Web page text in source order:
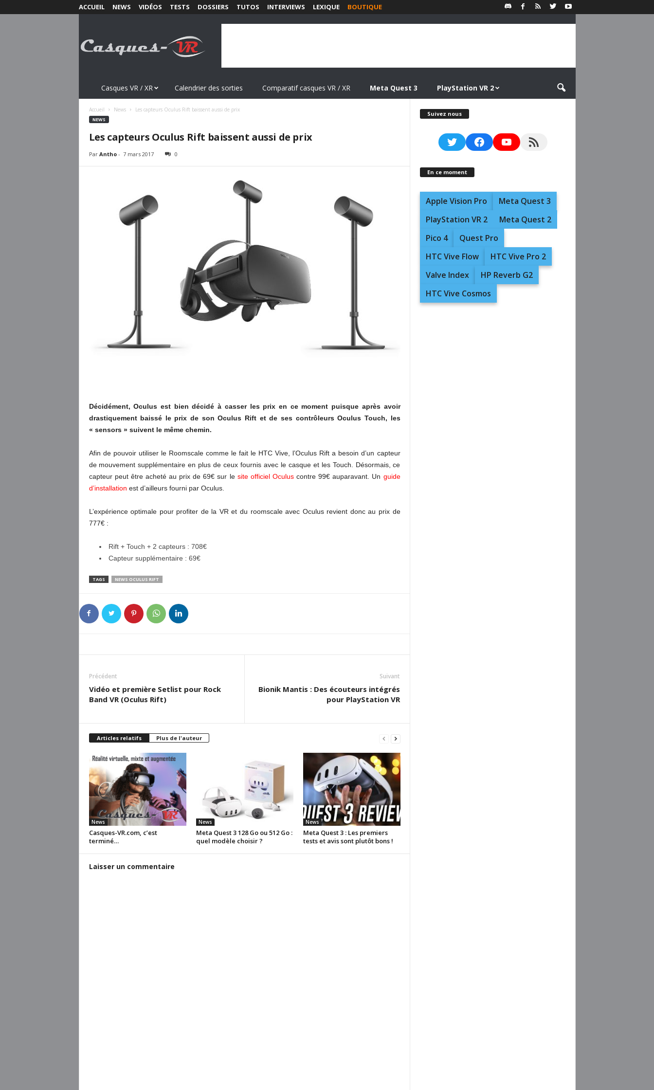
ACCUEIL NEWS VIDÉOS TESTS DOSSIERS TUTOS INTERVIEWS LEXIQUE BOUTIQUE
s
Casques VR / XR Calendrier des sorties Comparatif casques VR / XR Meta Quest 3 PlayStation VR 2
Accueil News Les capteurs Oculus Rift baissent aussi de prix
NEWS
Les capteurs Oculus Rift baissent aussi de prix
Par Antho- 7 mars 2017 0
Décidément, Oculus est bien décidé à casser les prix en ce moment puisque après avoir
drastiquement baissé le prix de son Oculus Rift et de ses contrôleurs Oculus Touch, les
« sensors » suivent le même chemin.
Afin de pouvoir utiliser le Roomscale comme le fait le HTC Vive, l’Oculus Rift a besoin d’un capteur
de mouvement supplémentaire en plus de ceux fournis avec le casque et les Touch. Désormais, ce
capteur peut être acheté au prix de 69€ sur le site officiel Oculus contre 99€ auparavant. Un guide
d’installation est d’ailleurs fourni par Oculus.
L’expérience optimale pour profiter de la VR et du roomscale avec Oculus revient donc au prix de
777€ :
Rift + Touch + 2 capteurs : 708€
Capteur supplémentaire : 69€
TAGS NEWS OCULUS RIFT
Précédent
Vidéo et première Setlist pour Rock
Band VR (Oculus Rift)
Suivant
Bionik Mantis : Des écouteurs intégrés
pour PlayStation VR
Articles relatifs Plus de l'auteur
News
Casques-VR.com, c’est
terminé…
News
Meta Quest 3 128 Go ou 512 Go :
quel modèle choisir ?
News
Meta Quest 3 : Les premiers
tests et avis sont plutôt bons !
Laisser un commentaire
Suivez nous
TwitterFacebookYouTubeRSS Feed
En ce moment
Apple Vision Pro
Meta Quest 3
PlayStation VR 2
Meta Quest 2
Pico 4
Quest Pro
HTC Vive Flow
HTC Vive Pro 2
Valve Index
HP Reverb G2
HTC Vive Cosmos